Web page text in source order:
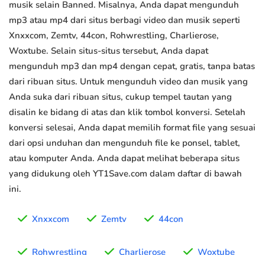
musik selain Banned. Misalnya, Anda dapat mengunduh
mp3 atau mp4 dari situs berbagi video dan musik seperti
Xnxxcom, Zemtv, 44con, Rohwrestling, Charlierose,
Woxtube. Selain situs-situs tersebut, Anda dapat
mengunduh mp3 dan mp4 dengan cepat, gratis, tanpa batas
dari ribuan situs. Untuk mengunduh video dan musik yang
Anda suka dari ribuan situs, cukup tempel tautan yang
disalin ke bidang di atas dan klik tombol konversi. Setelah
konversi selesai, Anda dapat memilih format file yang sesuai
dari opsi unduhan dan mengunduh file ke ponsel, tablet,
atau komputer Anda. Anda dapat melihat beberapa situs
yang didukung oleh YT1Save.com dalam daftar di bawah
ini.
Xnxxcom Zemtv 44con
Rohwrestling Charlierose Woxtube